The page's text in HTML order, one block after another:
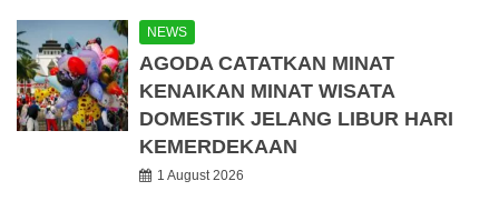
NEWS
AGODA CATATKAN MINAT
KENAIKAN MINAT WISATA
DOMESTIK JELANG LIBUR HARI
KEMERDEKAAN
1 August 2026